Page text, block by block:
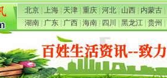
北京 上海 天津 重庆 河北 山西 内蒙古
湖南
广东 广西 海南 四川 黑龙江 贵州